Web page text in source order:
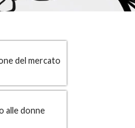
del mercato
del
sociale e
lavoro
alle donne